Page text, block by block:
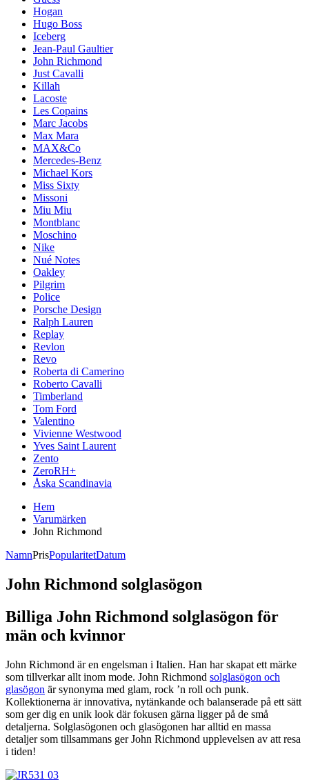
Hogan
Hugo Boss
Iceberg
Jean-Paul Gaultier
John Richmond
Just Cavalli
Killah
Lacoste
Les Copains
Marc Jacobs
Max Mara
MAX&Co
Mercedes-Benz
Michael Kors
Miss Sixty
Missoni
Miu Miu
Montblanc
Moschino
Nike
Nué Notes
Oakley
Pilgrim
Police
Porsche Design
Ralph Lauren
Replay
Revlon
Revo
Roberta di Camerino
Roberto Cavalli
Timberland
Tom Ford
Valentino
Vivienne Westwood
Yves Saint Laurent
Zento
ZeroRH+
Åska Scandinavia
Hem
Varumärken
John Richmond
NamnPrisPopularitetDatum
John Richmond solglasögon
Billiga John Richmond solglasögon för
män och kvinnor
John Richmond är en engelsman i Italien. Han har skapat ett märke
som tillverkar allt inom mode. John Richmond solglasögon och
glasögon är synonyma med glam, rock ’n roll och punk.
Kollektionerna är innovativa, nytänkande och balanserade på ett sätt
som ger dig en unik look där fokusen gärna ligger på de små
detaljerna. Solglasögonen och glasögonen har alltid en massa
detaljer som tillsammans ger John Richmond upplevelsen av att resa
i tiden!